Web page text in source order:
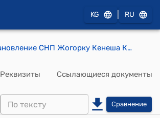
KG RU
Постановление СНП Жогорку Кенеша КР от 12 мая 1998 года П №837-1-12 "О представлении Генерального прокурора Кыргызской Республики "О даче согласия на привлечение депутата Собрания народных представителей Жогорку Кенеша Кыргызской Республики Сыдыкова Усена Сыдыковича к уголовной ответственности с лишением депутатской неприкосновенности"
Реквизиты Ссылающиеся документы
Сравнение